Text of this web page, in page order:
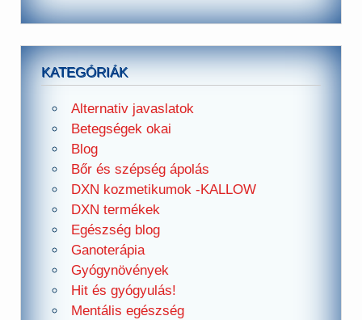
KATEGÓRIÁK
Alternativ javaslatok
Betegségek okai
Blog
Bőr és szépség ápolás
DXN kozmetikumok -KALLOW
DXN termékek
Egészség blog
Ganoterápia
Gyógynövények
Hit és gyógyulás!
Mentális egészség